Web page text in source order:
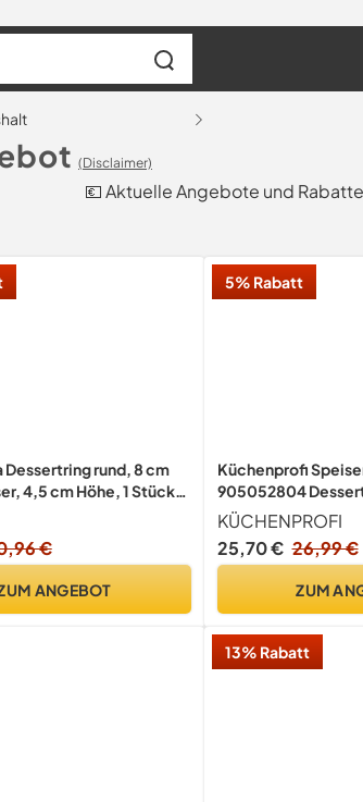
(Disclaimer)
💶 Aktuelle Angebote und Rabatte
Dessertring rund, 8 cm
4,5 cm Höhe, 1 Stück,
€
ANGEBOT
5% Rabatt
Küchenprofi
905052804
Speisenring,
Einheitsgröße,
KÜCHENPROFI
25,70 € 26,99 €
ZUM
13% Rabatt